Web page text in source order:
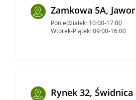
Zamkowa 5A, Jawor
Poniedziałek: 10:00-17:00
Wtorek-Piątek: 09:00-16:00
Rynek 32, Świdnica